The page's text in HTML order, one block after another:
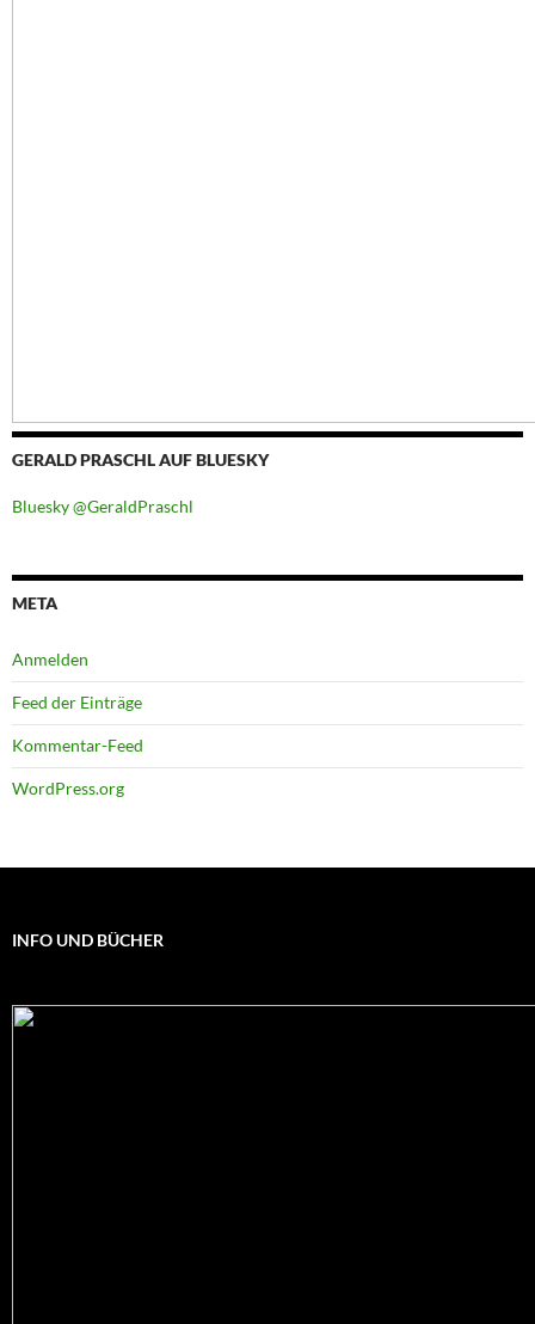
GERALD PRASCHL AUF BLUESKY
Bluesky @GeraldPraschl
META
Anmelden
Feed der Einträge
Kommentar-Feed
WordPress.org
INFO UND BÜCHER